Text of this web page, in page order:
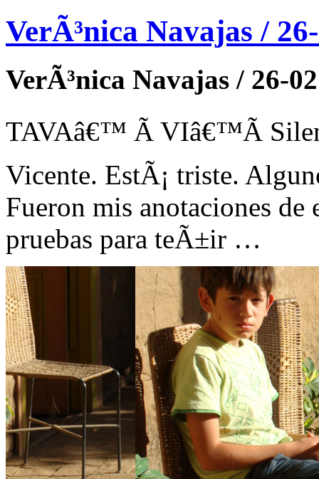
VerÃ³nica Navajas /
VerÃ³nica Navajas / 26-02
TAVAâ€™ Ã VIâ€™Ã
Vicente. EstÃ¡ triste.
Fueron mis anotaciones de
pruebas para teÃ±ir …